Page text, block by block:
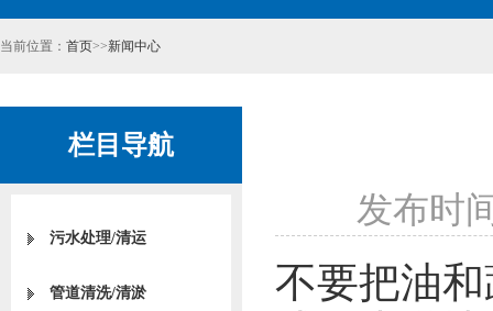
当前位置： 首页>>新闻中心
栏目导航
污水处理/清运
管道清洗/清淤
发布时
不要把油